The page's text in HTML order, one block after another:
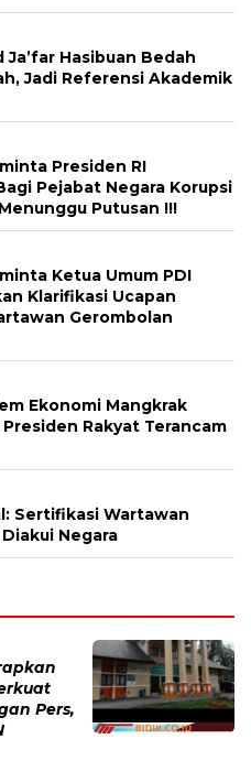
Ja’far Hasibuan Bedah
Jadi Referensi Akademik
Presiden RI
Pejabat Negara Korupsi
Putusan !!!
Ketua Umum PDI
Klarifikasi Ucapan
Gerombolan
Ekonomi Mangkrak
Rakyat Terancam
Sertifikasi Wartawan
Negara
Pers,